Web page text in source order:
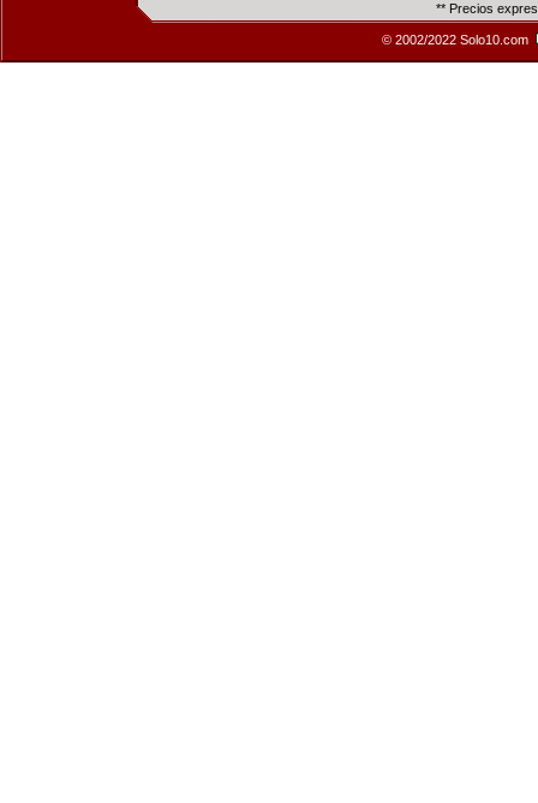
** Precios
© 2002/2022 Solo10.com